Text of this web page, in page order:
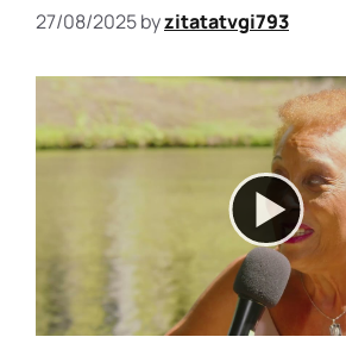
27/08/2025byzitatatvgi793